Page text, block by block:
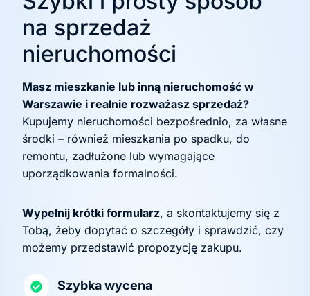
na sprzedaż
nieruchomości
Masz mieszkanie lub inną nieruchomość w
Warszawie i realnie rozważasz sprzedaż?
Kupujemy nieruchomości bezpośrednio, za własne
środki – również mieszkania po spadku, do
remontu, zadłużone lub wymagające
uporządkowania formalności.
Wypełnij krótki formularz, a skontaktujemy się z
Tobą, żeby dopytać o szczegóły i sprawdzić, czy
możemy przedstawić propozycję zakupu.
Szybka wycena